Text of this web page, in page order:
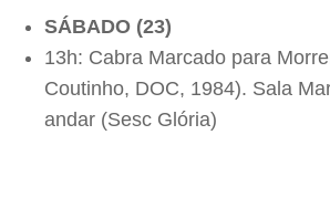
SÁBADO (23)
13h: Cabra Marcado para
Coutinho, DOC, 1984). Sala
andar (Sesc Glória)